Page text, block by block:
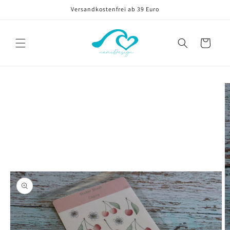
Versandkostenfrei ab 39 Euro
Warenkorb